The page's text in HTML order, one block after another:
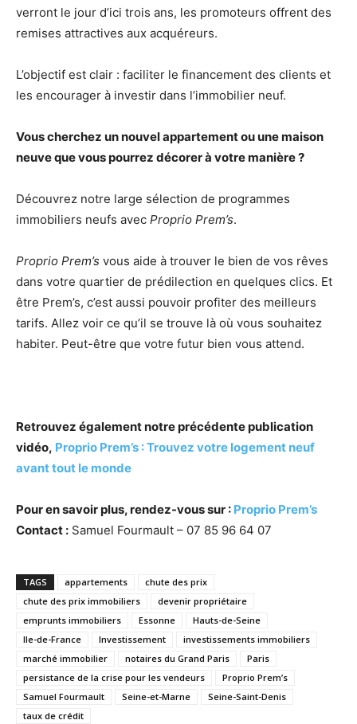
verront le jour d’ici trois ans, les promoteurs offrent des
remises attractives aux acquéreurs.
L’objectif est clair : faciliter le financement des clients et
les encourager à investir dans l’immobilier neuf.
Vous cherchez un nouvel appartement ou une maison
neuve que vous pourrez décorer à votre manière ?
Découvrez notre large sélection de programmes
immobiliers neufs avec Proprio Prem’s.
Proprio Prem’s vous aide à trouver le bien de vos rêves
dans votre quartier de prédilection en quelques clics. Et
être Prem’s, c’est aussi pouvoir profiter des meilleurs
tarifs. Allez voir ce qu’il se trouve là où vous souhaitez
habiter. Peut-être que votre futur bien vous attend.
Retrouvez également notre précédente publication
vidéo, Proprio Prem’s : Trouvez votre logement neuf
avant tout le monde
Pour en savoir plus, rendez-vous sur : Proprio Prem’s
Contact : Samuel Fourmault – 07 85 96 64 07
TAGS appartements
chute des prix
chute des prix immobiliers
devenir propriétaire
emprunts immobiliers
Essonne
Hauts-de-Seine
Ile-de-France
Investissement
investissements immobiliers
marché immobilier
notaires du Grand Paris
Paris
persistance de la crise pour les vendeurs
Proprio Prem’s
Samuel Fourmault
Seine-et-Marne
Seine-Saint-Denis
taux de crédit